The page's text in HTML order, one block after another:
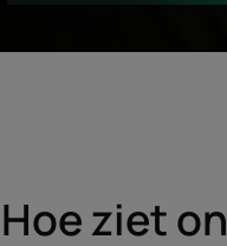
Hoe ziet